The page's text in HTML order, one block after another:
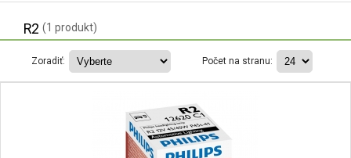
R2 (1 produkt)
Zoradiť: Počet na stranu: